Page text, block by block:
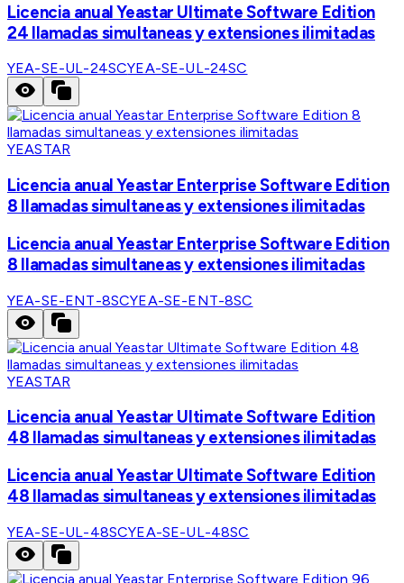
Licencia anual Yeastar Ultimate Software Edition
24 llamadas simultaneas y extensiones ilimitadas
YEA-SE-UL-24SCYEA-SE-UL-24SC
YEASTAR
Licencia anual Yeastar Enterprise Software Edition
8 llamadas simultaneas y extensiones ilimitadas
Licencia anual Yeastar Enterprise Software Edition
8 llamadas simultaneas y extensiones ilimitadas
YEA-SE-ENT-8SCYEA-SE-ENT-8SC
YEASTAR
Licencia anual Yeastar Ultimate Software Edition
48 llamadas simultaneas y extensiones ilimitadas
Licencia anual Yeastar Ultimate Software Edition
48 llamadas simultaneas y extensiones ilimitadas
YEA-SE-UL-48SCYEA-SE-UL-48SC